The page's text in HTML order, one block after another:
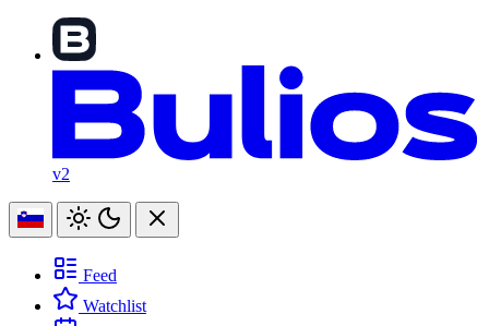
v2
Feed
Watchlist